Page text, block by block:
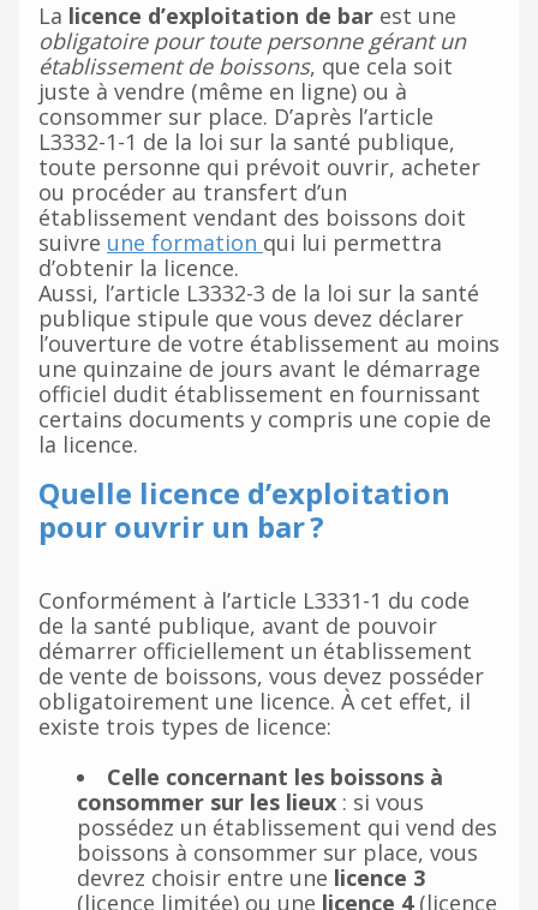
La licence d’exploitation de bar est une
obligatoire pour toute personne gérant un
établissement de boissons, que cela soit
juste à vendre (même en ligne) ou à
consommer sur place. D’après l’article
L3332-1-1 de la loi sur la santé publique,
toute personne qui prévoit ouvrir, acheter
ou procéder au transfert d’un
établissement vendant des boissons doit
suivre une formation qui lui permettra
d’obtenir la licence.
Aussi, l’article L3332-3 de la loi sur la santé
publique stipule que vous devez déclarer
l’ouverture de votre établissement au moins
une quinzaine de jours avant le démarrage
officiel dudit établissement en fournissant
certains documents y compris une copie de
la licence.
Quelle licence d’exploitation
pour ouvrir un bar ?
Conformément à l’article L3331-1 du code
de la santé publique, avant de pouvoir
démarrer officiellement un établissement
de vente de boissons, vous devez posséder
obligatoirement une licence. À cet effet, il
existe trois types de licence:
Celle concernant les boissons à
consommer sur les lieux : si vous
possédez un établissement qui vend des
boissons à consommer sur place, vous
devrez choisir entre une licence 3
(licence limitée) ou une licence 4(licence